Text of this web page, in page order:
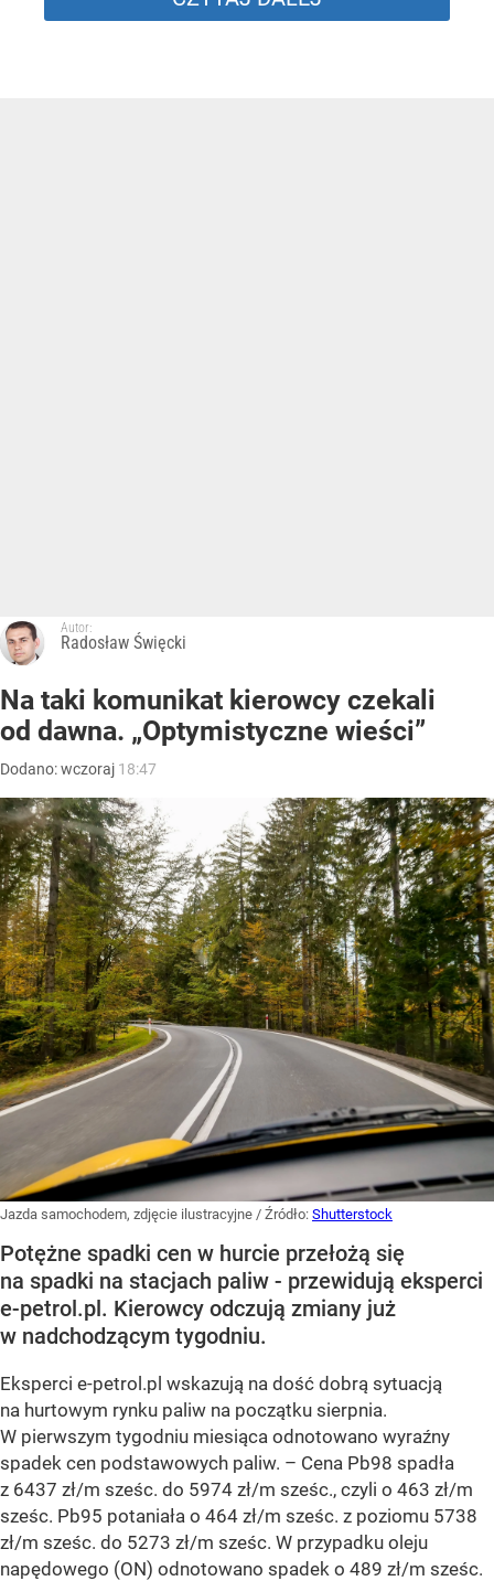
Autor:
Radosław Święcki
Na taki komunikat kierowcy czekali
od dawna. „Optymistyczne wieści”
Dodano:wczoraj 18:47
Jazda samochodem, zdjęcie ilustracyjne / Źródło: Shutterstock
Potężne spadki cen w hurcie przełożą się
na spadki na stacjach paliw - przewidują eksperci
e-petrol.pl. Kierowcy odczują zmiany już
w nadchodzącym tygodniu.
Eksperci e-petrol.pl wskazują na dość dobrą sytuacją
na hurtowym rynku paliw na początku sierpnia.
W pierwszym tygodniu miesiąca odnotowano wyraźny
spadek cen podstawowych paliw. – Cena Pb98 spadła
z 6437 zł/m sześc. do 5974 zł/m sześc., czyli o 463 zł/m
sześc. Pb95 potaniała o 464 zł/m sześc. z poziomu 5738
zł/m sześc. do 5273 zł/m sześc. W przypadku oleju
napędowego (ON) odnotowano spadek o 489 zł/m sześc.